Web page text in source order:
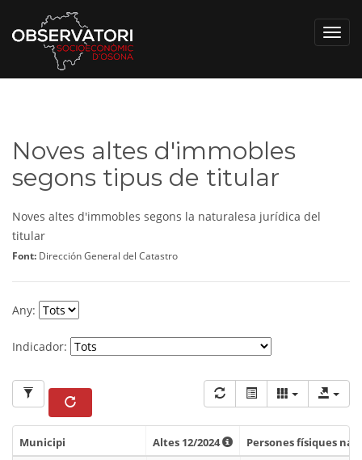
Noves altes d'immobles
segons tipus de titular
Noves altes d'immobles segons la naturalesa jurídica del
titular
Font: Dirección General del Catastro
Any:
Indicador:
Municipi Altes 12/2024 Persones físiques
Municipi Altes 12/2024
Persones físiques